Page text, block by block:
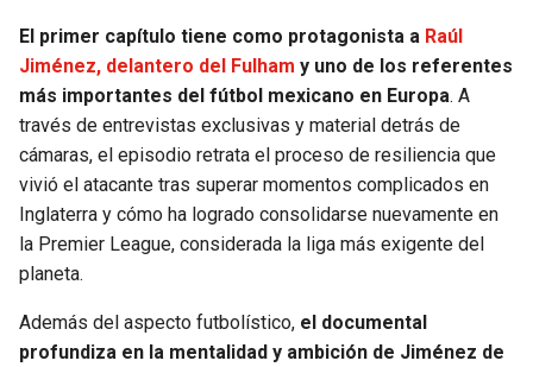
RAMS
LIONS
ROCKETS
NUGGETS
El primer capítulo tiene como protagonista a Raúl
Jiménez, delantero del Fulham y uno de los referentes
más importantes del fútbol mexicano en Europa. A
través de entrevistas exclusivas y material detrás de
cámaras, el episodio retrata el proceso de resiliencia que
vivió el atacante tras superar momentos complicados en
Inglaterra y cómo ha logrado consolidarse nuevamente en
la Premier League, considerada la liga más exigente del
planeta.
Además del aspecto futbolístico, el documental
profundiza en la mentalidad y ambición de Jiménez de